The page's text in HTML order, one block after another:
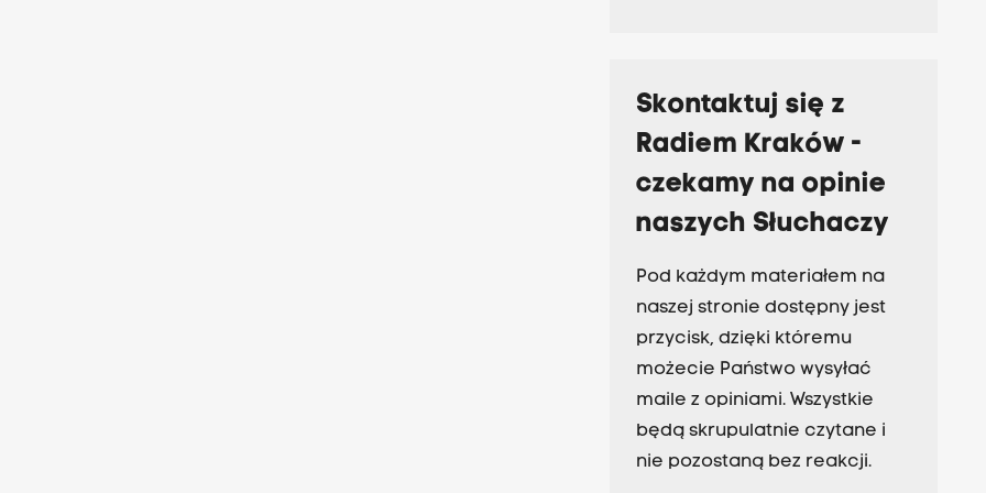
Skontaktuj się z
Radiem Kraków -
czekamy na opinie
naszych Słuchaczy
Pod każdym materiałem na
naszej stronie dostępny jest
przycisk, dzięki któremu
możecie Państwo wysyłać
maile z opiniami. Wszystkie
będą skrupulatnie czytane i
nie pozostaną bez reakcji.